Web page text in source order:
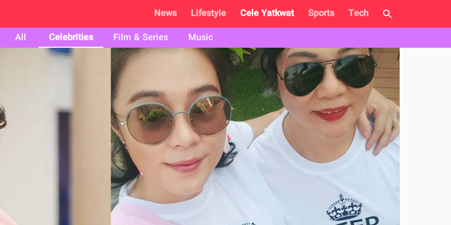
News Lifestyle Cele Yatkwat Sports
Tech
All
Celebrities Film & Series Music